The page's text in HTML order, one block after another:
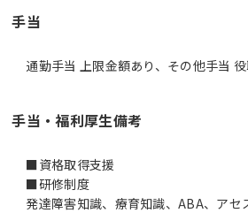
手当
通勤手当 上限金額あり、その他手当
手当・福利厚生備考
■資格取得支援
■研修制度
発達障害知識、療育知識、ABA、アセ